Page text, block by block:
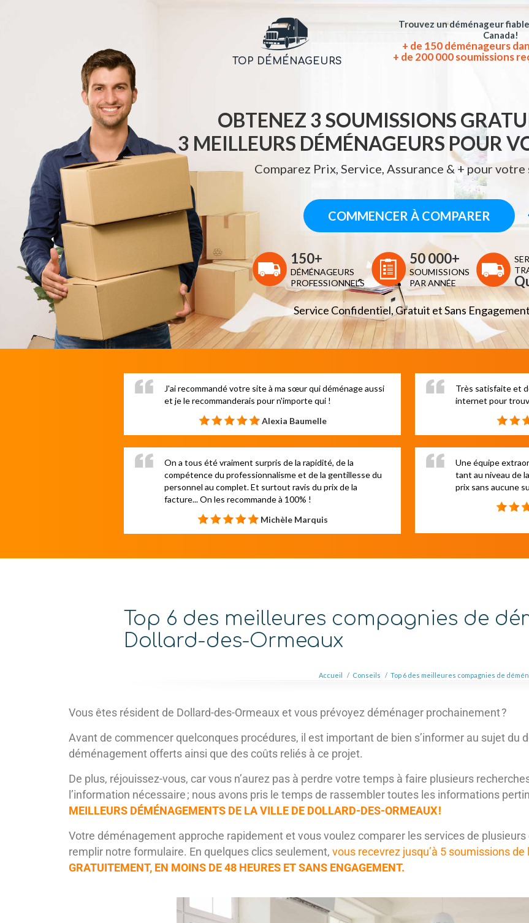
TOP DÉMÉNAGEURS
Trouvez un déménageur
Canada!
+ de 150 déménageurs
+ de 200 000 soumissions
OBTENEZ 3 SOUMISSIONS
3 MEILLEURS DÉMÉNAGEURS POUR
Comparez Prix, Service, Assurance & + pour
150+
DÉMÉNAGEURS
PROFESSIONNELS
50 000+
SOUMISSIONS
PAR ANNÉE
Service Confidentiel, Gratuit et Sans Engagement
J'ai recommandé votre site à ma sœur qui déménage aussi
et je le recommanderais pour n'importe qui !
Alexia Baumelle
Très satisfaite et
internet pour
On a tous été vraiment surpris de la rapidité, de la
compétence du professionnalisme et de la gentillesse du
personnel au complet. Et surtout ravis du prix de la
facture... On les recommande à 100% !
Michèle Marquis
Une équipe
tant au niveau de
prix sans aucune
Top 6 des meilleures compagnies de
Dollard-des-Ormeaux
Accueil / Conseils / Top 6 des meilleures compagnies de
Vous êtes résident de Dollard-des-Ormeaux et vous prévoyez déménager prochainement ?
Avant de commencer quelconques procédures, il est important de bien s’informer au sujet du
déménagement offerts ainsi que des coûts reliés à ce projet.
De plus, réjouissez-vous, car vous n’aurez pas à perdre votre temps à faire plusieurs
l’information nécessaire ; nous avons pris le temps de rassembler toutes les informations
MEILLEURS DÉMÉNAGEMENTS DE LA VILLE DE DOLLARD-DES-ORMEAUX !
Votre déménagement approche rapidement et vous voulez comparer les services de plusieurs
remplir notre formulaire. En quelques clics seulement, vous recevrez jusqu’à 5 soumissions
GRATUITEMENT, EN MOINS DE 48 HEURES ET SANS ENGAGEMENT.